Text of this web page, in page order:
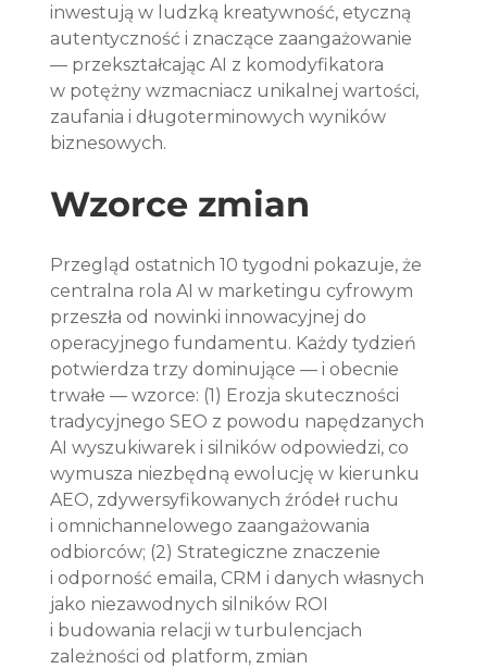
inwestują w ludzką kreatywność, etyczną
autentyczność i znaczące zaangażowanie
— przekształcając AI z komodyfikatora
w potężny wzmacniacz unikalnej wartości,
zaufania i długoterminowych wyników
biznesowych.
Wzorce zmian
Przegląd ostatnich 10 tygodni pokazuje, że
centralna rola AI w marketingu cyfrowym
przeszła od nowinki innowacyjnej do
operacyjnego fundamentu. Każdy tydzień
potwierdza trzy dominujące — i obecnie
trwałe — wzorce: (1) Erozja skuteczności
tradycyjnego SEO z powodu napędzanych
AI wyszukiwarek i silników odpowiedzi, co
wymusza niezbędną ewolucję w kierunku
AEO, zdywersyfikowanych źródeł ruchu
i omnichannelowego zaangażowania
odbiorców; (2) Strategiczne znaczenie
i odporność emaila, CRM i danych własnych
jako niezawodnych silników ROI
i budowania relacji w turbulencjach
zależności od platform, zmian